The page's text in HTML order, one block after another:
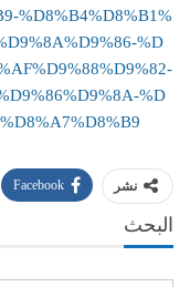
%D8%B4%D8%B1%
%D
%D
نشر Facebook
البحث